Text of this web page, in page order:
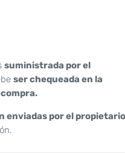
suministrada por el
ser chequeada en la
enviadas por el